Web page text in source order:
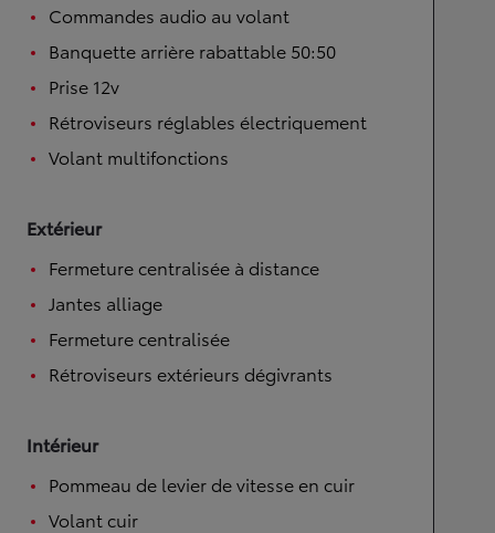
Commandes audio au volant
Banquette arrière rabattable 50:50
Prise 12v
Rétroviseurs réglables électriquement
Volant multifonctions
Extérieur
Fermeture centralisée à distance
Jantes alliage
Fermeture centralisée
Rétroviseurs extérieurs dégivrants
Intérieur
Pommeau de levier de vitesse en cuir
Volant cuir